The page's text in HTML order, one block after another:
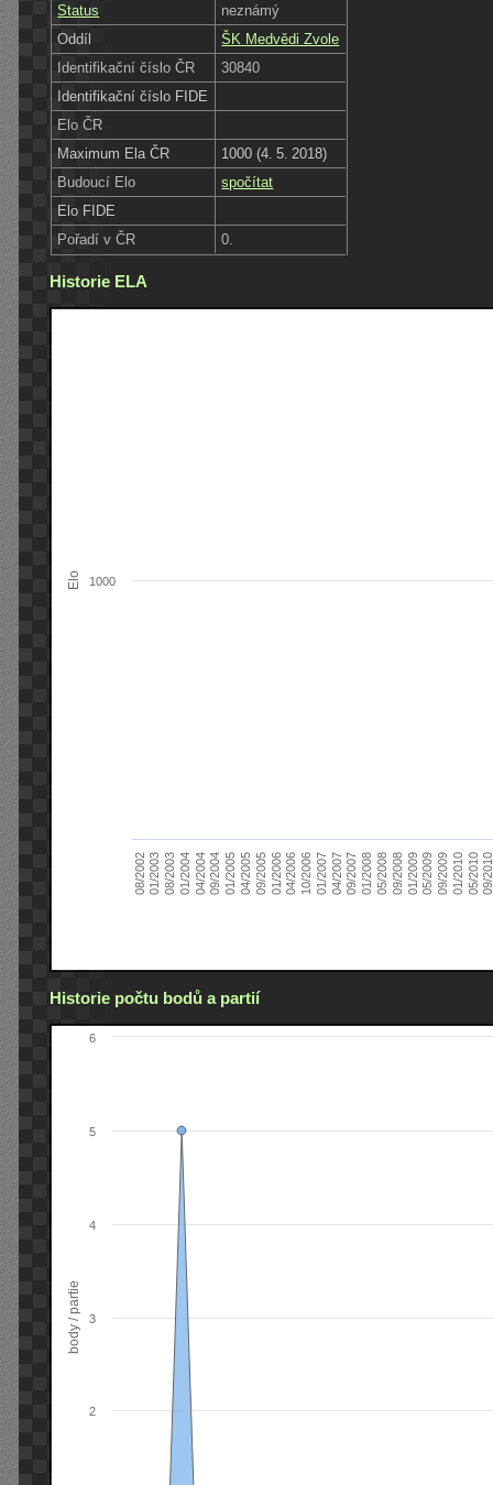
Status
neznámý
Oddíl
ŠK Medvědi Zvole
Identifikační číslo ČR
30840
Identifikační číslo FIDE
Elo ČR
Maximum Ela ČR
1000 (4. 5. 2018)
Budoucí Elo
spočítat
Elo FIDE
Pořadí v ČR
0.
Historie ELA
Elo
08/200201/200308/200301/200404/200409/200401/200504/200509/200501/200604/200610/200601/200704/200709/200701/200805/200809/200801/200905/200909/200901/201005/201009/
1000
Historie počtu bodů a partií
body / partie
2
3
4
5
6